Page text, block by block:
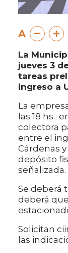
A
La
jueves 3
tareas
ingreso a
La
las 18 hs.
colectora
entre el
Cárdenas
depósito
señalizada.
Se deberá
deberá
Solicitan
las